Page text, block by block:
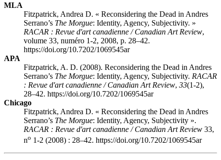
MLA
Fitzpatrick, Andrea D. « Reconsidering the Dead in Andres
Serrano’s The Morgue: Identity, Agency, Subjectivity. »
RACAR : Revue d'art canadienne / Canadian Art Review,
volume 33, numéro 1-2, 2008, p. 28–42.
https://doi.org/10.7202/1069545ar
APA
Fitzpatrick, A. D. (2008). Reconsidering the Dead in Andres
Serrano’s The Morgue: Identity, Agency, Subjectivity. RACAR
: Revue d'art canadienne / Canadian Art Review, 33(1-2),
28–42. https://doi.org/10.7202/1069545ar
Chicago
Fitzpatrick, Andrea D. « Reconsidering the Dead in Andres
Serrano’s The Morgue: Identity, Agency, Subjectivity ».
RACAR : Revue d'art canadienne / Canadian Art Review 33,
no 1-2 (2008) : 28–42. https://doi.org/10.7202/1069545ar